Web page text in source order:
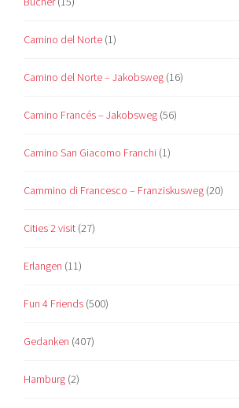
Camino del Norte (1)
Camino del Norte – Jakobsweg (16)
Camino Francés – Jakobsweg (56)
Camino San Giacomo Franchi (1)
Cammino di Francesco – Franziskusweg (20)
Cities 2 visit (27)
Erlangen (11)
Fun 4 Friends (500)
Gedanken (407)
Hamburg (2)